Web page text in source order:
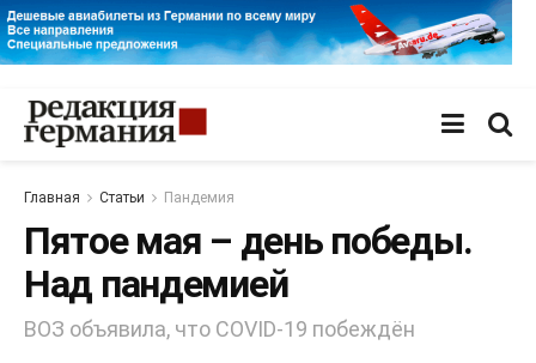
Главная Статьи Пандемия
Пятое мая – день победы.
Над пандемией
ВОЗ объявила, что COVID-19 побеждён